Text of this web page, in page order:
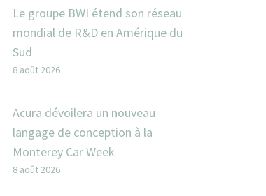
Le groupe BWI étend son réseau
mondial de R&D en Amérique du
Sud
8 août 2026
Acura dévoilera un nouveau
langage de conception à la
Monterey Car Week
8 août 2026